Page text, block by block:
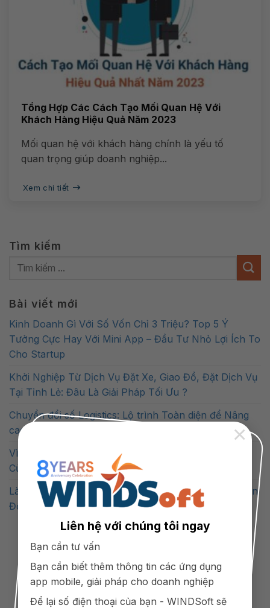
Liên hệ với chúng tôi ngay
Bạn cần tư vấn
Bạn cần biết thêm thông tin các ứng dụng
app mobile, giải pháp cho doanh nghiệp
Để lại số điện thoại của bạn - WINDSoft sẽ
×
Tổng Hợp Các Cách Tạo Mối Quan Hệ Với
Khách Hàng Hiệu Quả Năm 2023
Mối quan hệ với khách hàng chính là yếu tố
quan trọng giúp doanh nghiệp...
Xem chi tiết
Tìm kiếm
Bài viết mới
Kinh Doanh Gì Với Số Vốn Chỉ 3 Triệu? Top 5 Ý
Tưởng Cực Hay Với Mini App – Đầu Tư Nhỏ Lợi Ích To
Cho Startup
Khởi Nghiệp Từ Dịch Vụ Đặt Xe, Giao Đồ, Đặt Dịch Vụ
Tại Tỉnh Lẻ: Đâu Là Giải Pháp Tối Ưu ?
Chuyển đổi số Logistics: Lộ trình Toàn diện để Nâng
cao Năng lực Cạnh tranh
Vì Sao Zalo Mini App Trở Thành Xu Hướng Tất Yếu
Của Doanh Nghiệp Bán Lẻ Năm 2025?
Làm Thế Nào Để Doanh Nghiệp Nhỏ Bắt Đầu Chuyển
Đổi Số Hiệu Quả